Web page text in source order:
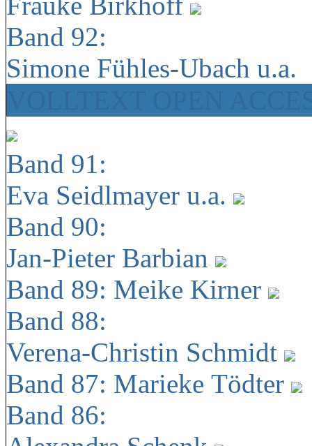
Band 92:
Simone Fühles-Ubach u.a.
Band 91:
Eva Seidlmayer u.a.
Band 90:
Jan-Pieter Barbian
Band 89: Meike Kirner
Band 88:
Verena-Christin Schmidt
Band 87: Marieke Tödter
Band 86: